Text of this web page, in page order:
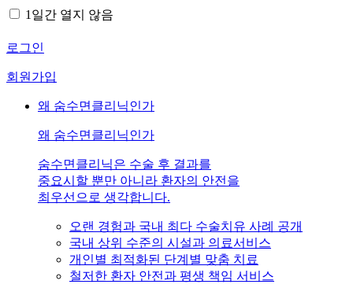
1일간 열지 않음
로그인
회원가입
왜 숨수면클리닉인가
왜 숨수면클리닉인가
숨수면클리닉은 수술 후 결과를
중요시할 뿐만 아니라 환자의 안전을
최우선으로 생각합니다.
오랜 경험과 국내 최다 수술치유 사례 공개
국내 상위 수준의 시설과 의료서비스
개인별 최적화된 단계별 맞춤 치료
철저한 환자 안전과 평생 책임 서비스